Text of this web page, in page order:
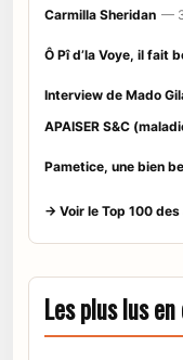
Carmilla Sheridan —
Ô Pî d’la Voye, il fait
Interview de Mado
APAISER S&C
Pametice, une bien
→ Voir le Top 100
Les plus lus